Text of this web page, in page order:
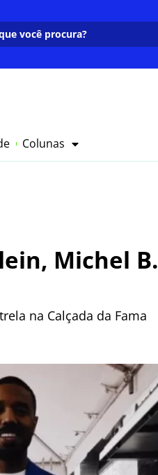
Colunas
Michel B.
na Calçada da Fama